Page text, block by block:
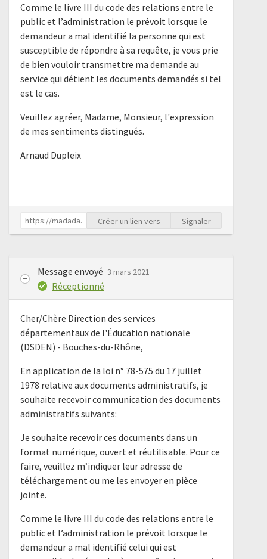
Comme le livre III du code des relations entre le
public et l’administration le prévoit lorsque le
demandeur a mal identifié la personne qui est
susceptible de répondre à sa requête, je vous prie
de bien vouloir transmettre ma demande au
service qui détient les documents demandés si tel
est le cas.
Veuillez agréer, Madame, Monsieur, l'expression
de mes sentiments distingués.
Arnaud Dupleix
Créer un lien vers Signaler
Message envoyé 3 mars 2021
Réceptionné
Cher/Chère Direction des services
départementaux de l'Éducation nationale
(DSDEN) - Bouches-du-Rhône,
En application de la loi n° 78-575 du 17 juillet
1978 relative aux documents administratifs, je
souhaite recevoir communication des documents
administratifs suivants:
Je souhaite recevoir ces documents dans un
format numérique, ouvert et réutilisable. Pour ce
faire, veuillez m’indiquer leur adresse de
téléchargement ou me les envoyer en pièce
jointe.
Comme le livre III du code des relations entre le
public et l’administration le prévoit lorsque le
demandeur a mal identifié celui qui est